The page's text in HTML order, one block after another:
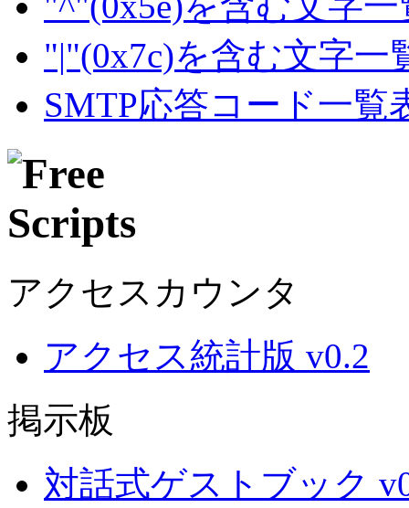
"|"(0x7c)を含む文字一
SMTP応答コード一覧
アクセスカウンタ
アクセス統計版 v0.2
掲示板
対話式ゲストブック